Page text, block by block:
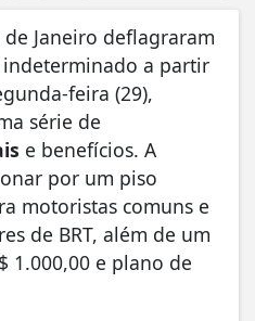
de Janeiro deflagraram
a partir
feira (29),
série de
e benefícios. A
por um piso
motoristas comuns e
de BRT, além de um
1.000,00 e plano de